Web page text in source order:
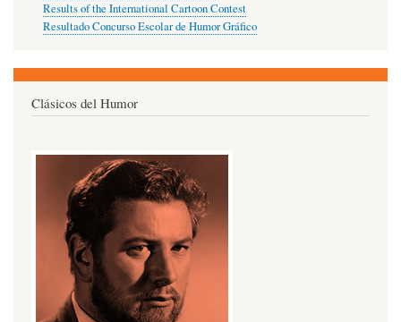
Results of the International Cartoon Contest
Resultado Concurso Escolar de Humor Gráfico
Clásicos del Humor